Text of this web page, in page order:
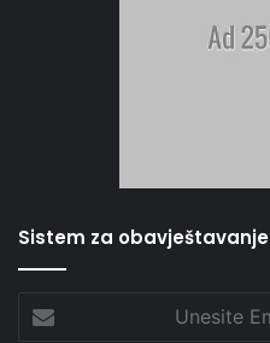
Sistem za obavještavanje
Email